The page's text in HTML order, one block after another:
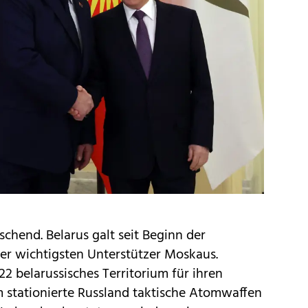
Belarus galt seit Beginn der
wichtigsten Unterstützer Moskaus.
belarussisches Territorium für ihren
Russland taktische Atomwaffen